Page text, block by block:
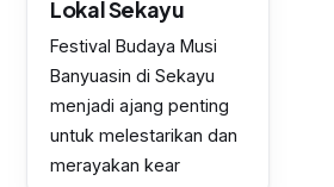
Lokal Sekayu
Festival Budaya Musi
Banyuasin di Sekayu
menjadi ajang penting
untuk melestarikan dan
merayakan kear